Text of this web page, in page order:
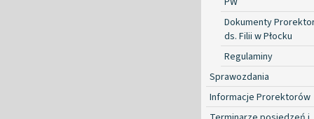
Dokumenty
ds. Filii w Płocku
Regulaminy
Sprawozdania
Informacje Prorektorów